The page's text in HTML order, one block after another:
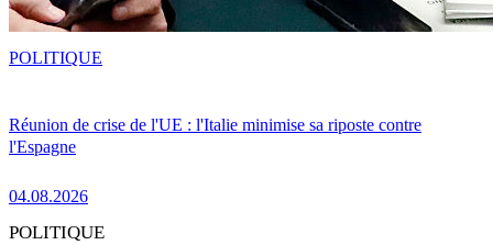
Réunion de crise de l'UE : l'Italie minimise sa riposte contre
l'Espagne
04.08.2026
POLITIQUE
POLITIQUE